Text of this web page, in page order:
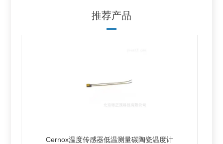
推荐产品
Cernox温度传感器低温测量碳陶瓷温度计